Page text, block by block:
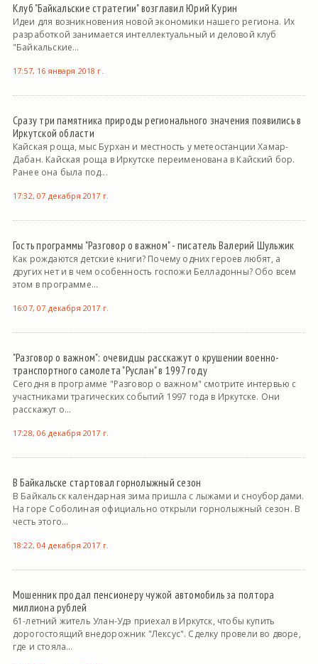
Клуб "Байкальские стратегии" возглавил Юрий Курин
Идеи для возникновения новой экономики нашего региона. Их
разработкой занимается интеллектуальный и деловой клуб
"Байкальские...
17:57, 16 января 2018 г.
Сразу три памятника природы регионального значения появились в
Иркутской области
Кайская роща, мыс Бурхан и местность у метеостанции Хамар-
Дабан. Кайская роща в Иркутске переименована в Кайский бор.
Ранее она была под...
17:32, 07 декабря 2017 г.
Гость программы "Разговор о важном" - писатель Валерий Шульжик
Как рождаются детские книги? Почему одних героев любят, а
других нет и в чем особенность госпожи Белладонны? Обо всем
этом в программе...
16:07, 07 декабря 2017 г.
"Разговор о важном": очевидцы расскажут о крушении военно-
транспортного самолета "Руслан" в 1997 году
Сегодня в программе "Разговор о важном" смотрите интервью с
участниками трагических событий 1997 года в Иркутске. Они
расскажут о...
17:28, 06 декабря 2017 г.
В Байкальске стартовал горнолыжный сезон
В Байкальск календарная зима пришла с лыжами и сноубордами.
На горе Соболиная официально открыли горнолыжный сезон. В
честь этого...
18:22, 04 декабря 2017 г.
Мошенник продал пенсионеру чужой автомобиль за полтора
миллиона рублей
61-летний житель Улан-Удэ приехал в Иркутск, чтобы купить
дорогостоящий внедорожник "Лексус". Сделку провели во дворе,
где и стояла...